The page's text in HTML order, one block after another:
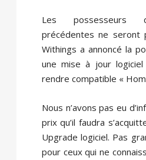
Les possesseurs
précédentes ne seront
Withings a annoncé la
une mise à jour
rendre compatible «
Nous n’avons pas eu
prix qu’il faudra
Upgrade logiciel. Pas
pour ceux qui ne